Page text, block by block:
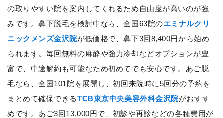
の取りやすい院を案内してくれるため自由度が高いのが強
みです。鼻下脱毛を検討中なら、全国63院のエミナルクリ
ニックメンズ金沢院が低価格で、鼻下3回8,400円から始め
られます。毎回無料の麻酔や強力冷却などオプションが豊
富で、中途解約も可能なため初めてでも安心です。あご脱
毛なら、全国101院を展開し、初回来院時に5回分の予約を
まとめて確保できるTCB東京中央美容外科金沢院がおすす
めです。あご3回13,000円で、初診や再診などの各種費用が